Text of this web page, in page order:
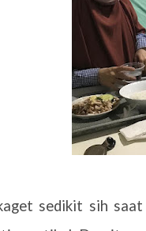
sedikit sih saat